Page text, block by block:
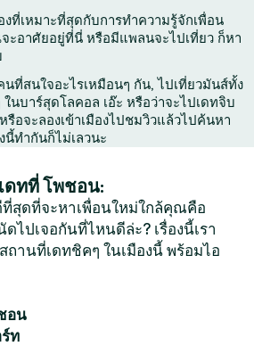
d
e
งที่เหมาะที่สุดกับการทำความรู้จักเพื่อน
ะอาศัยอยู่ที่นี่ หรือมีแพลนจะไปเที่ยว ก็หา
นที่สนใจอะไรเหมือนๆ กัน, ไปเที่ยวมันส์ทั้ง
นบาร์สุดโลคอล เอ๊ะ หรือว่าจะไปเดทจิบ
อจะลองเข้าเมืองไปชมวิวแล้วไปค้นหา
นี้ทำกันก็ไม่เลวนะ
ดทที่ โพชอน:
สุดที่จะหาเพื่อนใหม่ใกล้คุณคือ
ปเจอกันที่ไหนดีล่ะ? เรื่องนี้เรา
ถานที่เดทชิคๆ ในเมืองนี้ พร้อมไอ
อน
ท